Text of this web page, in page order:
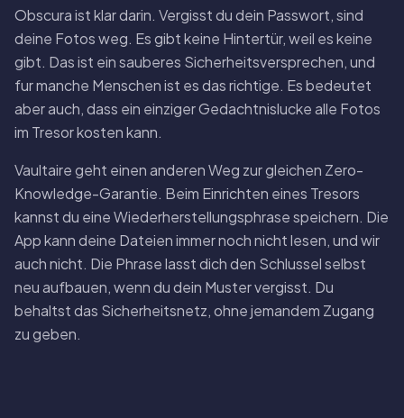
Obscura ist klar darin. Vergisst du dein Passwort, sind
deine Fotos weg. Es gibt keine Hintertür, weil es keine
gibt. Das ist ein sauberes Sicherheitsversprechen, und
fur manche Menschen ist es das richtige. Es bedeutet
aber auch, dass ein einziger Gedachtnislucke alle Fotos
im Tresor kosten kann.
Vaultaire geht einen anderen Weg zur gleichen Zero-
Knowledge-Garantie. Beim Einrichten eines Tresors
kannst du eine Wiederherstellungsphrase speichern. Die
App kann deine Dateien immer noch nicht lesen, und wir
auch nicht. Die Phrase lasst dich den Schlussel selbst
neu aufbauen, wenn du dein Muster vergisst. Du
behaltst das Sicherheitsnetz, ohne jemandem Zugang
zu geben.